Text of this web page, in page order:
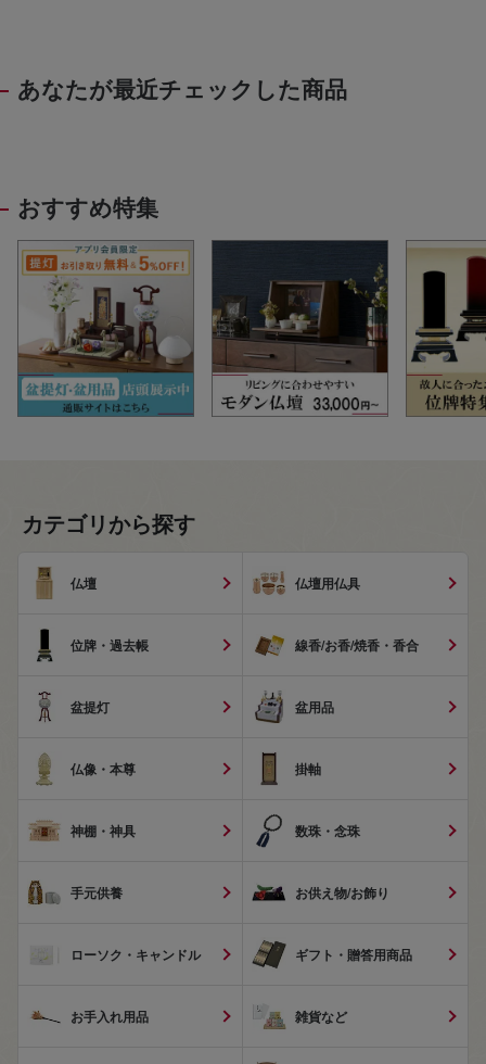
あなたが最近チェックした商品
おすすめ特集
カテゴリから探す
仏壇 仏壇用仏具
位牌・過去帳 線香/お香/焼香・香合
盆提灯 盆用品
仏像・本尊 掛軸
神棚・神具 数珠・念珠
手元供養 お供え物/お飾り
ローソク・キャンドル ギフト・贈答用商品
お手入れ用品 雑貨など